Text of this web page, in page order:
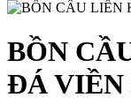
BỒN
ĐÁ VIỀN